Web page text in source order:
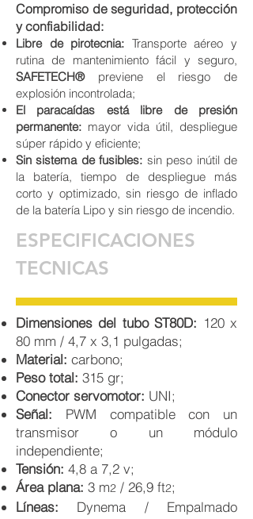
Compromiso de seguridad, protección
y confiabilidad:
Libre de pirotecnia: Transporte aéreo y
rutina de mantenimiento fácil y seguro,
SAFETECH®previene el riesgo de
explosión incontrolada;
El paracaídas está libre de presión
permanente: mayor vida útil, despliegue
súper rápido y eficiente;
Sin sistema de fusibles: sin peso inútil de
la batería, tiempo de despliegue más
corto y optimizado, sin riesgo de inflado
de la batería Lipo y sin riesgo de incendio.
ESPECIFICACIONES
TECNICAS
Dimensiones del tubo ST80D: 120 x
80 mm / 4,7 x 3,1 pulgadas;
Material: carbono;
Peso total: 315 gr;
Conector servomotor: UNI;
Señal: PWM compatible con un
transmisor o un módulo
independiente;
Tensión: 4,8 a 7,2 v;
Área plana: 3 m2 / 26,9 ft2;
Líneas: Dynema / Empalmado